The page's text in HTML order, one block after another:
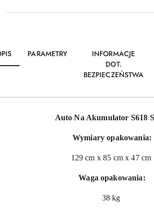
PARAMETRY
INFORMACJE
DOT.
BEZPIECZEŃSTWA
Auto Na Akumulator S618
Wymiary opakowania:
129 cm x 85 cm x 47 cm
Waga opakowania:
38 kg